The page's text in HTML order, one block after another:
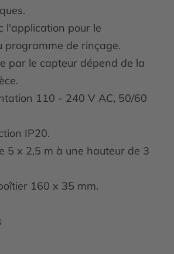
l'application pour le
programme de rinçage.
par le capteur dépend de la
110 - 240 V AC, 50/60
IP20.
5 x 2,5 m à une hauteur de 3
160 x 35 mm.